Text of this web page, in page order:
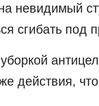
невидимый
сгибать под
действия,